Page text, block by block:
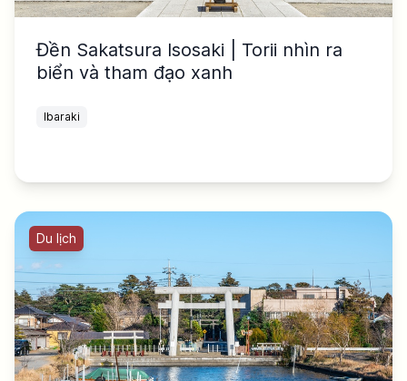
Đền Sakatsura Isosaki | Torii nhìn ra
biển và tham đạo xanh
Ibaraki
Du lịch